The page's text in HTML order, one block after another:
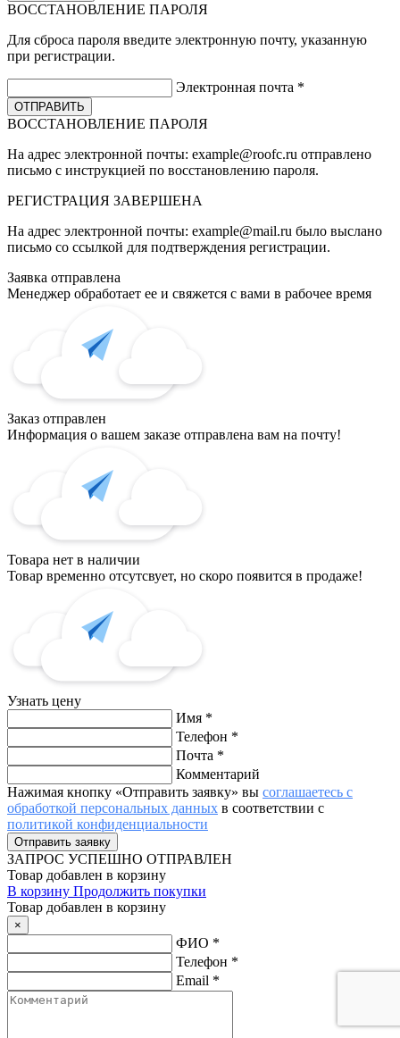
ВОССТАНОВЛЕНИЕ ПАРОЛЯ
Для сброса пароля введите электронную почту, указанную
при регистрации.
Электронная почта *
ВОССТАНОВЛЕНИЕ ПАРОЛЯ
На адрес электронной почты: example@roofc.ru отправлено
письмо с инструкцией по восстановлению пароля.
РЕГИСТРАЦИЯ ЗАВЕРШЕНА
На адрес электронной почты: example@mail.ru было выслано
письмо со ссылкой для подтверждения регистрации.
Заявка отправлена
Менеджер обработает ее и свяжется с вами в рабочее время
Заказ отправлен
Информация о вашем заказе отправлена вам на почту!
Товара нет в наличии
Товар временно отсутсвует, но скоро появится в продаже!
Узнать цену
Имя *
Телефон *
Почта *
Комментарий
Нажимая кнопку «Отправить заявку» вы соглашаетесь с
обработкой персональных данных в соответствии с
политикой конфиденциальности
ЗАПРОС УСПЕШНО ОТПРАВЛЕН
Товар добавлен в корзину
В корзину Продолжить покупки
Товар добавлен в корзину
×
ФИО *
Телефон *
Email *